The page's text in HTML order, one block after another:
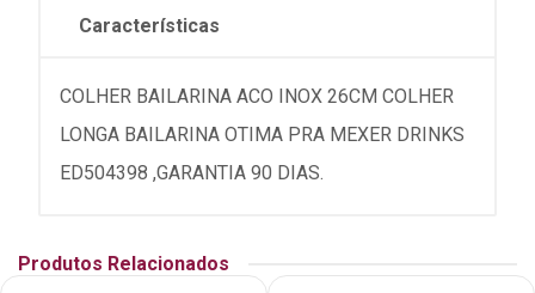
Características
COLHER BAILARINA ACO INOX 26CM COLHER
LONGA BAILARINA OTIMA PRA MEXER DRINKS
ED504398 ,GARANTIA 90 DIAS.
Produtos Relacionados